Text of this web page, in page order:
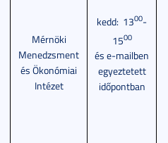
Mérnöki
Menedzsment
és Ökonómiai
Intézet
kedd: 1300-
1500
és e-mailben
egyeztetett
időpontban